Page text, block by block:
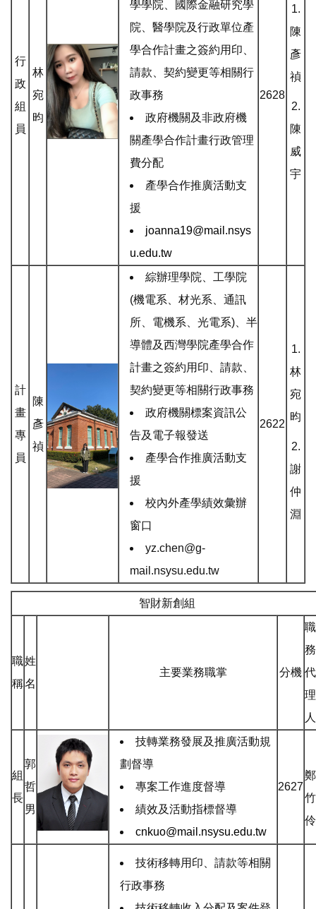
行
政
組
員
林
宛
昀
學學院、國際金融研究學
院、醫學院及行政單位產
學合作計畫之簽約用印、
請款、契約變更等相關行
政事務
政府機關及非政府機
關產學合作計畫行政管理
費分配
產學合作推廣活動支
援
joanna19@mail.nsys
u.edu.tw
2628
1.
陳
彥
禎
2.
陳
威
宇
計
畫
專
員
陳
彥
禎
綜辦理學院、 工學院
(機電系、材光系、通訊
所 、電機系 、光電系)
半
導體及西灣學院產學合作
計畫之簽約用印、請款、
契約變更等相關行政事務
政府機關標案資訊公
告及電子報發送
產學合作推廣活動支
援
校內外產學績效彙辦
窗口
yz.chen@g-
mail.nsysu.edu.tw
2622
1.
林
宛
昀
2.
謝
仲
淵
智財新創組
職
稱
姓
名
主要業務職掌 分機
職
務
代
理
人
組
長
郭
哲
男
技轉業務發展及推廣活動規
劃督導
專案工作進度督導
績效及活動指標督導
cnkuo@mail.nsysu.edu.tw
2627
鄭
竹
伶
技術移轉用印、請款等相關
行政事務